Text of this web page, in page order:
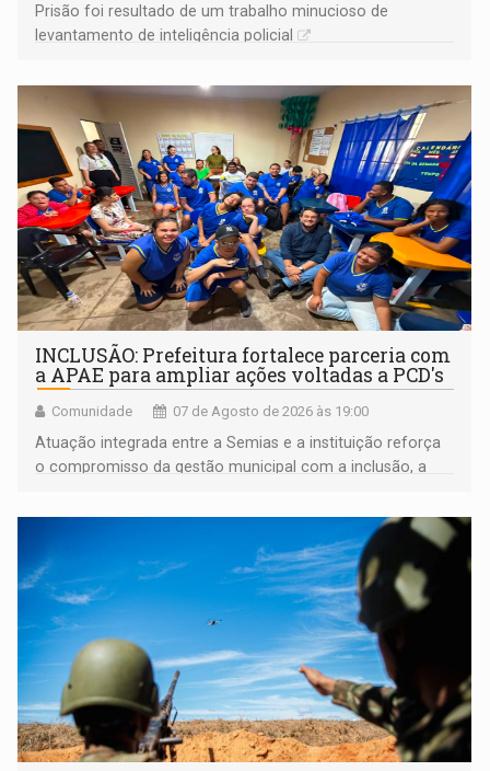
Prisão foi resultado de um trabalho minucioso de
levantamento de inteligência policial
INCLUSÃO: Prefeitura fortalece parceria com
a APAE para ampliar ações voltadas a PCD's
Comunidade 07 de Agosto de 2026 às 19:00
Atuação integrada entre a Semias e a instituição reforça
o compromisso da gestão municipal com a inclusão, a